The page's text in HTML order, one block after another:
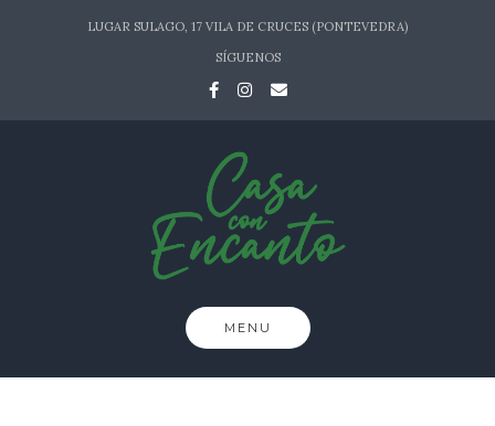
LUGAR SULAGO, 17 VILA DE CRUCES (PONTEVEDRA)
SÍGUENOS
MENU